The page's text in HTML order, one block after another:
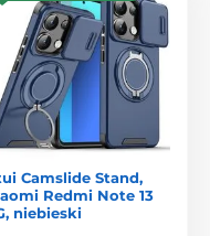
Camslide Stand,
Redmi Note 13
niebieski